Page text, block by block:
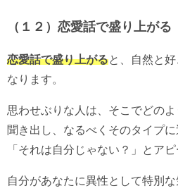
（１２）恋愛話で盛り上がる
恋愛話で盛り上がると、自然と
なります。
思わせぶりな人は、そこでどの
聞き出し、なるべくそのタイプに
「それは自分じゃない？」とア
自分があなたに異性として特別